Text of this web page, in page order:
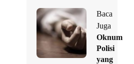
Baca
Juga
Oknum
Polisi
yang